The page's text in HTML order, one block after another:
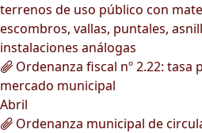
terrenos de uso público con
escombros, vallas, puntales,
instalaciones análogas
Ordenanza fiscal nº 2.22: tasa
mercado municipal
Abril
Ordenanza municipal de